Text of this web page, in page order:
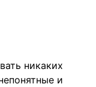
никаких
и